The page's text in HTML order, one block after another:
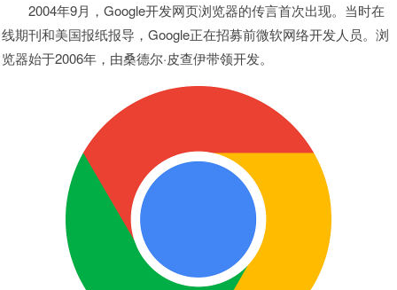
2004年9月，Google开发网页浏览器的传言首次出现。当时在
线期刊和美国报纸报导，Google正在招募前微软网络开发人员。浏
览器始于2006年，由桑德尔·皮查伊带领开发。